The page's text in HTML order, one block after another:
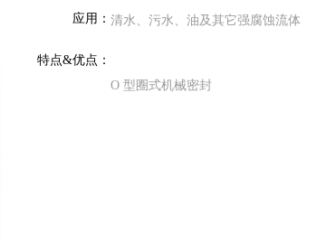
应用： 清水、污水、油及其它强腐蚀流体
特点&优点：
O 型圈式机械密封